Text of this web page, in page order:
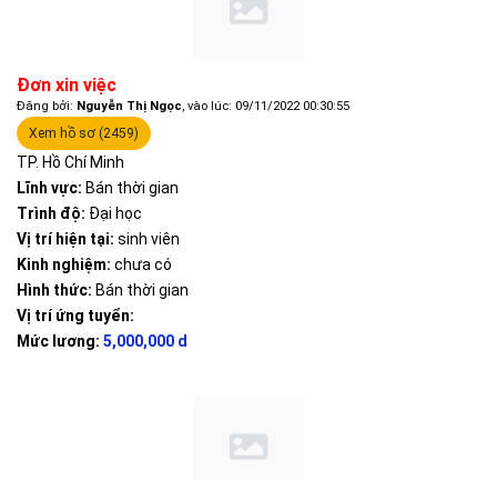
Đơn xin việc
Đăng bởi: Nguyễn Thị Ngọc, vào lúc: 09/11/2022 00:30:55
Xem hồ sơ (2459)
TP. Hồ Chí Minh
Lĩnh vực: Bán thời gian
Trình độ: Đại học
Vị trí hiện tại: sinh viên
Kinh nghiệm: chưa có
Hình thức: Bán thời gian
Vị trí ứng tuyển:
Mức lương: 5,000,000 d